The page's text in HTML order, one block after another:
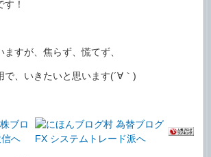
！
すが、焦らず、慌てず、
で、いきたいと思います(´∀｀)